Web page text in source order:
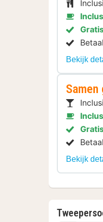
Bekijk
Samen
Bekijk